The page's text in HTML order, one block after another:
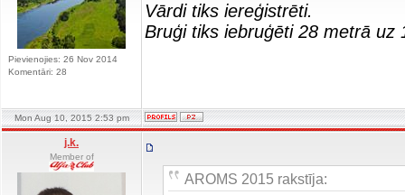
Pievienojies: 26 Nov 2014
Komentāri: 28
Vārdi tiks iereģistrēti.
Bruģi tiks iebruģēti 28 metrā uz
Mon Aug 10, 2015 2:53 pm
j.k.
Member of
AROMS 2015 rakstīja: